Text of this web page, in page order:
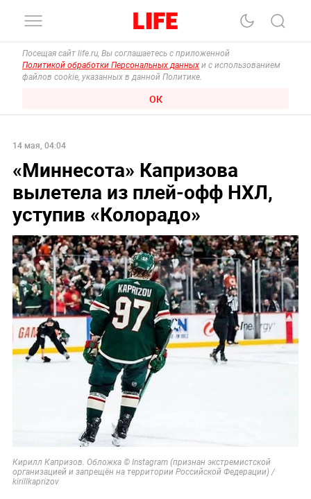
Посещая сайт life.ru, Вы соглашаетесь с приложенной
Политикой обработки Персональных данных и с использованием
файлов cookie, указанных в данной Политике.
ОК
14 мая, 04:04
«Миннесота» Капризова
вылетела из плей-офф НХЛ,
уступив «Колорадо»
Кирилл Капризов. Обложка © Instagram (признан экстремистской
организацией и запрещён на территории Российской Федерации) /
kirillkaprizov